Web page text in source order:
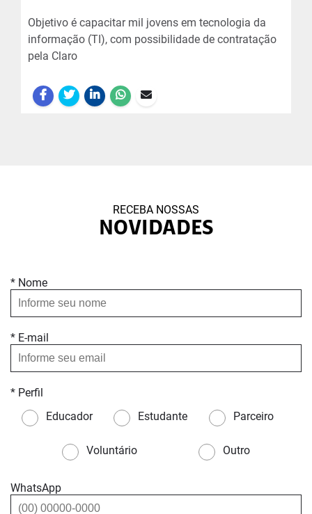
Objetivo é capacitar mil jovens em tecnologia da
informação (TI), com possibilidade de contratação
pela Claro
RECEBA NOSSAS
NOVIDADES
* Nome
* E-mail
* Perfil
Educador
Estudante Parceiro
Voluntário Outro
WhatsApp